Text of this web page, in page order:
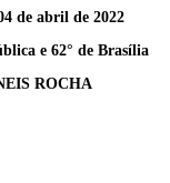
de abril de 2022
e 62° de Brasília
ROCHA